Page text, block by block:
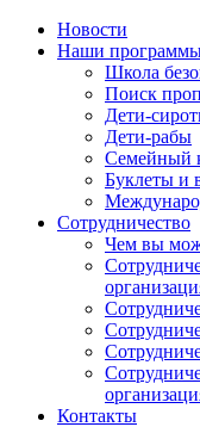
Новости
Наши
Школа
Поиск
Дети-
Дети-рабы
Семейный
Буклеты и
Сотрудничество
Чем вы
Контакты